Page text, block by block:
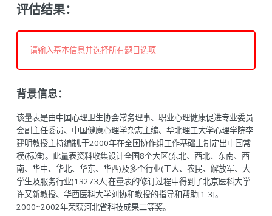
评估结果：
请输入基本信息并选择所有题目选项
背景信息：
该量表是由中国心理卫生协会常务理事、职业心理健康促进专业委员
会副主任委员、中国健康心理学杂志主编、华北理工大学心理学院李
建明教授主持编制,于2000年在全国协作组工作基础上制定出中国常
模(标准)。此量表资料收集设计全国8个大区(东北、西北、东南、西
南、华中、华北、华东、华西)及多个行业(工人、农民、解放军、大
学生及服务行业)13273人;在量表的修订过程中得到了北京医科大学
许又新教授、华西医科大学刘协和教授的指导和帮助[1-3]。
2000~2002年荣获河北省科技成果二等奖。